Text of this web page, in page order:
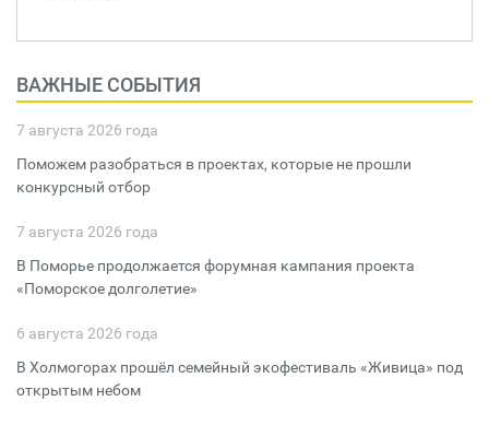
ВАЖНЫЕ СОБЫТИЯ
7 августа 2026 года
Поможем разобраться в проектах, которые не прошли
конкурсный отбор
7 августа 2026 года
В Поморье продолжается форумная кампания проекта
«Поморское долголетие»
6 августа 2026 года
В Холмогорах прошёл семейный экофестиваль «Живица» под
открытым небом